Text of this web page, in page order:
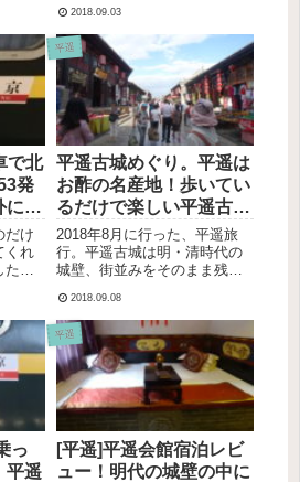
平
ぜひ
で
ある
くに
になっていて、20を超える建
築物を見ることができます。
チケットを1枚買うとすべて見
ることができます。今回、貧
乏性？（ケチ？）な我々
は、...
2018.09.03
で北
発
に快
だけ
くれ
た。
まで
話で
で平
快
平遥
平遥古城めぐり。平遥は
お酢の名産地！歩いてい
るだけで楽しい平遥古城
の見どころまとめ
2018年8月に行った、平遥旅
行。平遥古城は明・清時代の
城壁、街並みをそのまま残し
地、商家の位置も当時のまま
保存されています。1997年に
ユネスコの世界遺産に登録さ
れています。昔ながらの建物
の中にお店がたくさん入っ...
2018.09.08
っ
平遥
平遥
[平遥]平遥会館宿泊レビ
ュー！明代の城壁の中に